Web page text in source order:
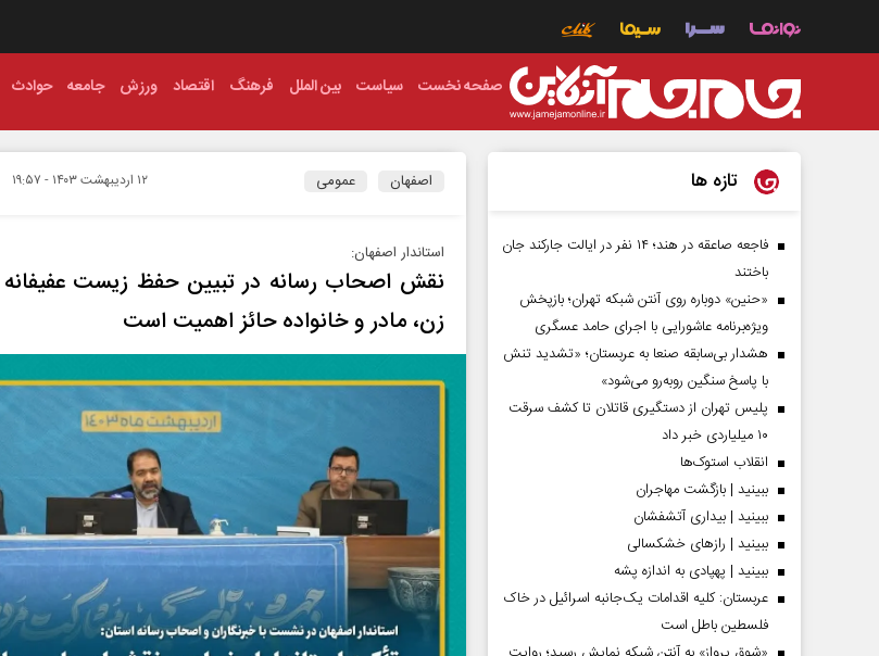
صفحه نخست سیاست بین الملل فرهنگ اقتصاد ورزش جامعه حوادث
اصفهان عمومی ۱۲ ارديبهشت ۱۴۰۳ - ۱۹:۵۷
استاندار اصفهان:
نقش اصحاب رسانه در تبیین حفظ زیست عفیفانه
زن، مادر و خانواده حائز اهمیت است
تازه ها
فاجعه صاعقه در هند؛ ۱۴ نفر در ایالت جارکند جان
باختند
«حنین» دوباره روی آنتن شبکه تهران؛ بازپخش
ویژه‌برنامه عاشورایی با اجرای حامد عسگری
هشدار بی‌سابقه صنعا به عربستان؛ «تشدید تنش
با پاسخ سنگین روبه‌رو می‌شود»
پلیس تهران از دستگیری قاتلان تا کشف سرقت
۱۰ میلیاردی خبر داد
انقلاب استوک‌ها
ببینید | بازگشت مهاجران
ببینید | بیداری آتشفشان
ببینید | رازهای خشکسالی
ببینید | پهپادی به اندازه پشه
عربستان: کلیه اقدامات یک‌جانبه اسرائیل در خاک
فلسطین باطل است